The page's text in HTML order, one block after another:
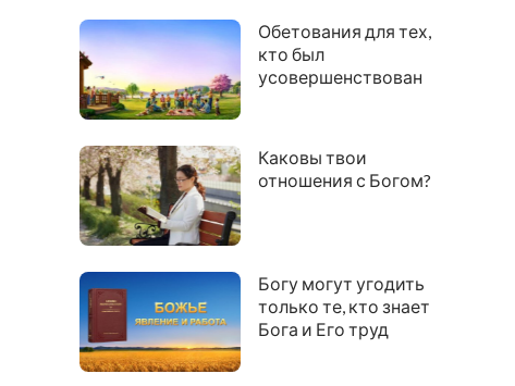
Обетования для тех,
кто был
усовершенствован
Каковы твои
отношения с Богом?
Богу могут угодить
только те, кто знает
Бога и Его труд